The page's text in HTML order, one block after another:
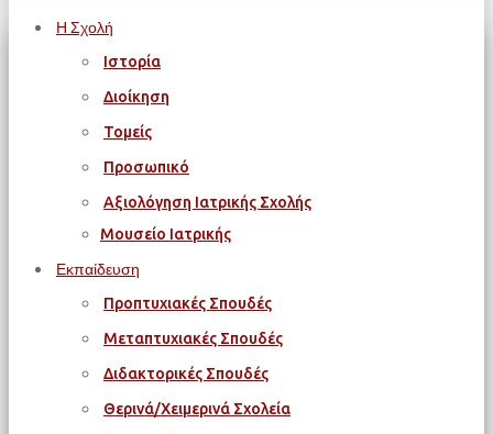
Η Σχολή
Ιστορία
Διοίκηση
Τομείς
Προσωπικό
Αξιολόγηση Ιατρικής Σχολής
Μουσείο Ιατρικής
Εκπαίδευση
Προπτυχιακές Σπουδές
Μεταπτυχιακές Σπουδές
Διδακτορικές Σπουδές
Θερινά/Χειμερινά Σχολεία